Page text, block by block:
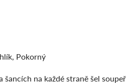
Pokorný
šancích na každé straně šel soupeř